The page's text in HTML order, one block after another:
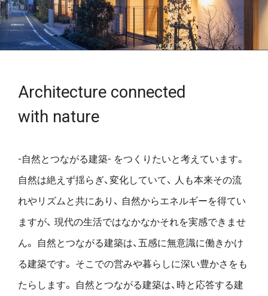
Architecture connected
with nature
-自然とつながる建築- をつくりたいと考えています。
自然は絶えず揺らぎ、変化していて、
人も本来その流
れやリズムと共にあり、 自然からエネルギーを得てい
ますが、 現代の生活ではなかなかそれを実感できませ
ん。
自然とつながる建築は、五感に無意識に働きかけ
る建築です。 そこでの営みや暮らしに深い豊かさをも
たらします。
自然とつながる建築は、時と応答する建